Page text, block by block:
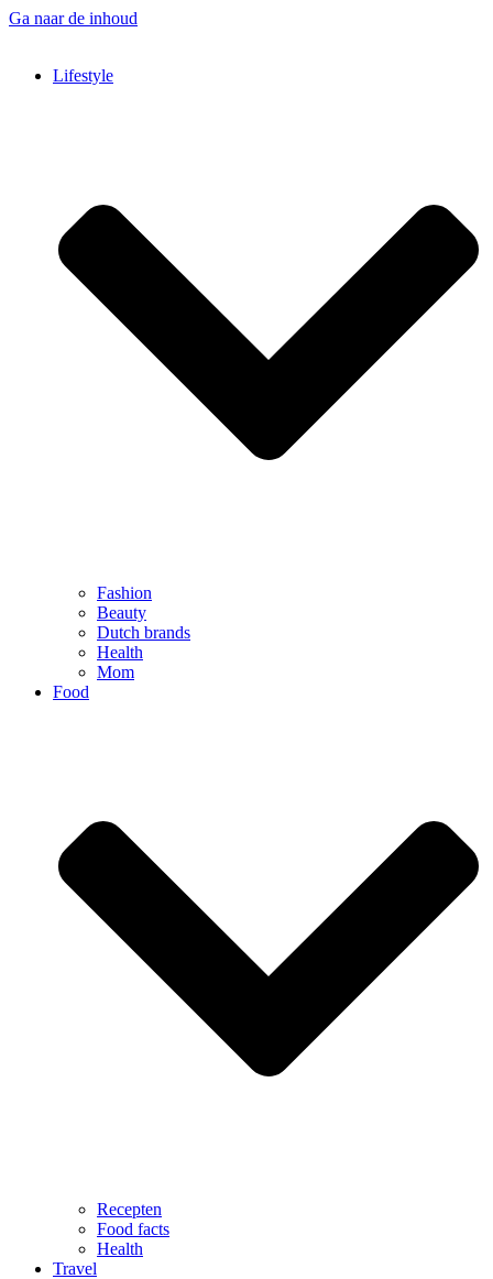
Ga naar de inhoud
Lifestyle
Fashion
Beauty
Dutch brands
Health
Mom
Food
Recepten
Food facts
Health
Travel